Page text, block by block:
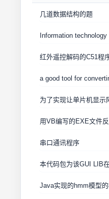
几道数据结构的题
Information
红外遥控解码的C51程
a good tool for
为了实现让单片机显示
用VB编写的EXE文件
串口通讯程序
Java实现的hmm模型